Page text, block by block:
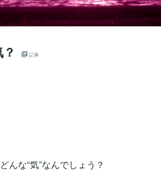
記事
んな“気”なんでしょう？